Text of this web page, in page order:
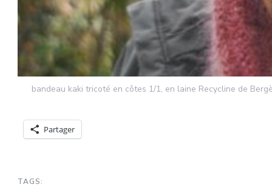
bandeau kaki tricoté en côtes 1/1, en laine Recycline de
Partager
TAGS: